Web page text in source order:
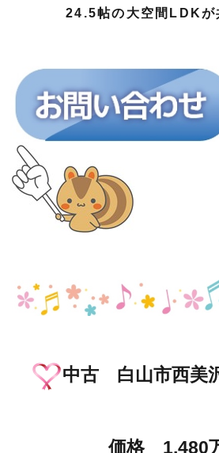
24.5帖の大空間LDKが
中古 白山市西美
価格 1,480